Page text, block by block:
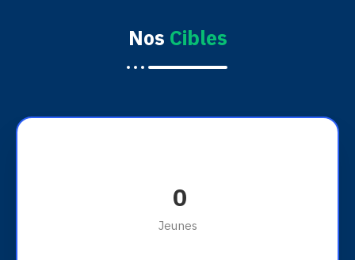
Nos Cibles
0
Jeunes